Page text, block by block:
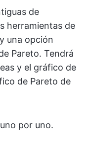
de
herramientas de
una opción
Pareto. Tendrá
y el gráfico de
de Pareto de
por uno.